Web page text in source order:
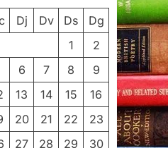
Dj Dv Ds
Dg
1
2
6 7 8
9
13 14 15
16
20 21 22
23
27 28 29
30